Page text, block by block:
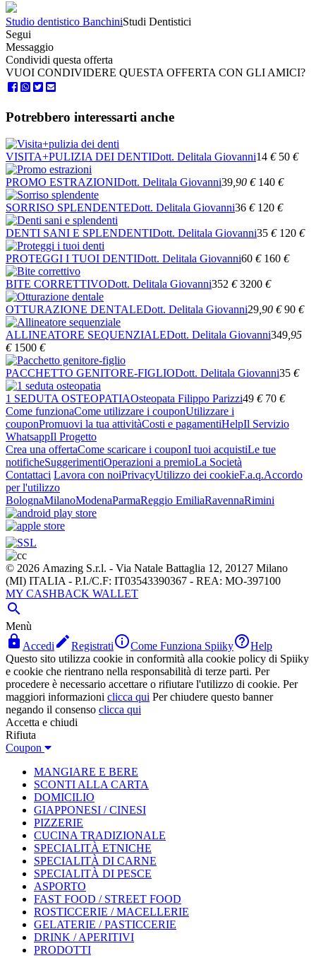
Studio dentistico BanchiniStudi Dentistici
Segui
Messaggio
Condividi questa offerta
VUOI CONDIVIDERE QUESTA OFFERTA CON GLI AMICI?
Potrebbero interessarti anche
VISITA+PULIZIA DEI DENTIDott. Delitala Giovanni14 € 50 €
PROMO ESTRAZIONIDott. Delitala Giovanni39,90 € 140 €
SORRISO SPLENDENTEDott. Delitala Giovanni36 € 120 €
DENTI SANI E SPLENDENTIDott. Delitala Giovanni35 € 120 €
PROTEGGI I TUOI DENTIDott. Delitala Giovanni60 € 160 €
BITE CORRETTIVODott. Delitala Giovanni352 € 3200 €
OTTURAZIONE DENTALEDott. Delitala Giovanni29,90 € 90 €
ALLINEATORE SEQUENZIALEDott. Delitala Giovanni349,95
€ 1500 €
PACCHETTO GENITORE-FIGLIODott. Delitala Giovanni35 €
1 SEDUTA OSTEOPATIAOsteopata Filippo Parizzi49 € 70 €
Come funzionaCome utilizzare i couponUtilizzare i
couponPromuovi la tua attivitàCosti e pagamentiHelpIl Servizio
WhatsappIl Progetto
Crea una offertaCome scaricare i couponI tuoi acquistiLe tue
notificheSuggerimentiOperazioni a premioLa Società
Contattaci Lavora con noiPrivacyUtilizzo dei cookieF.a.q.Accordo
per l'utilizzo
BolognaMilanoModenaParmaReggio EmiliaRavennaRimini
© 2026 Amazing S.r.l. - Via Natale Battaglia 12, 20127 Milano
(MI) ITALIA - P.I./C.F: IT03543390367 - REA: MO-397100
MY CASHBACK WALLET

Menù
 AccediRegistratiCome Funziona SpiikyHelp
Questo sito utilizza cookie in conformità alla cookie policy di Spiiky
e cookie che rientrano nella responsabilità di terze parti. Per
procedere è necessario accettare o rifiutare l'utilizzo di cookie. Per
maggiori informazioni clicca qui Per chiudere questo banner
negando il consenso clicca qui
Accetta e chiudi
Rifiuta
Coupon
MANGIARE E BERE
SCONTI ALLA CARTA
DOMICILIO
GIAPPONESI / CINESI
PIZZERIE
CUCINA TRADIZIONALE
SPECIALITÀ ETNICHE
SPECIALITÀ DI CARNE
SPECIALITÀ DI PESCE
ASPORTO
FAST FOOD / STREET FOOD
ROSTICCERIE / MACELLERIE
GELATERIE / PASTICCERIE
DRINK / APERITIVI
PRODOTTI